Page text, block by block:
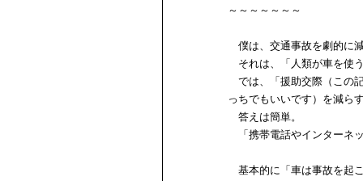
～～～～～～～
僕は、交通事故を劇的に
それは、「人類が車を使
では、「援助交際（この
っちでもいいです）を減ら
答えは簡単。
「携帯電話やインターネ
基本的に「車は事故を起